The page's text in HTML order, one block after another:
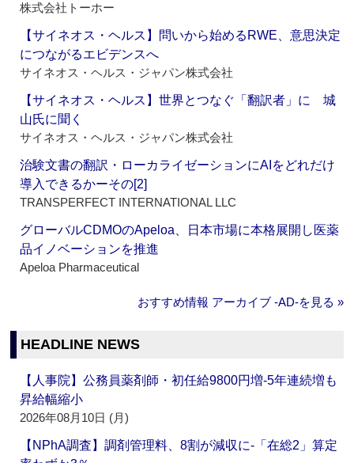
株式会社トーホー
【サイネオス・ヘルス】問いから始めるRWE、意思決定
につながるエビデンスへ
サイネオス・ヘルス・ジャパン株式会社
【サイネオス・ヘルス】世界とつなぐ「翻訳者」に 城
山氏に聞く
サイネオス・ヘルス・ジャパン株式会社
治験文書の翻訳・ローカライゼーションにAIをどれだけ
導入できるかーその[2]
TRANSPERFECT INTERNATIONAL LLC
グローバルCDMOのApeloa、日本市場に本格展開し医薬
品イノベーションを推進
Apeloa Pharmaceutical
おすすめ情報 アーカイブ ‐AD‐を見る »
HEADLINE NEWS
【人事院】公務員薬剤師・初任給9800円増‐5年連続増も
昇給幅縮小
2026年08月10日 (月)
【NPhA調査】調剤管理料、8割が減収に‐「在総2」算定